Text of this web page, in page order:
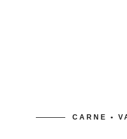
CARNE •